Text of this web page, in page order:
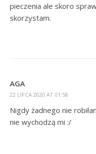
pieczenia ale skoro
skorzystam.
AGA
22 LIPCA 2020 AT 01:58
Nigdy żadnego nie
nie wychodzą mi :/